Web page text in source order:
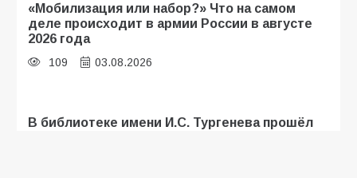
«Мобилизация или набор?» Что на самом
деле происходит в армии России в августе
2026 года
109 03.08.2026
В библиотеке имени И.С. Тургенева прошёл